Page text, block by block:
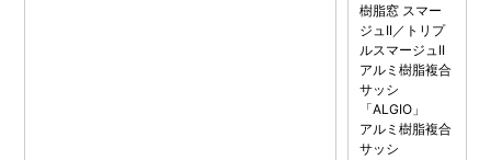
樹脂窓 スマー
ジュII／トリプ
ルスマージュII
アルミ樹脂複合
サッシ
「ALGIO」
アルミ樹脂複合
サッシ